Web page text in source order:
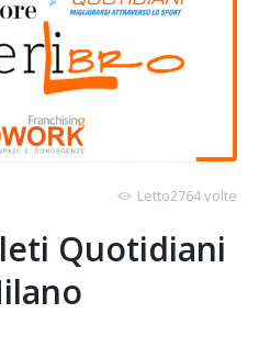
Letto2764 volte
Quotidiani